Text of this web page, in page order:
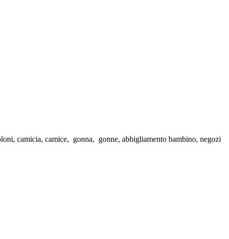
camicia, camice, gonna, gonne, abbigliamento bambino, negozi